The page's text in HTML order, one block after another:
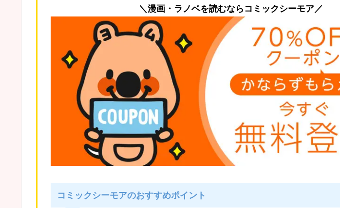
＼漫画・ラノベを読むならコミックシーモア／
コミックシーモアのおすすめポイント